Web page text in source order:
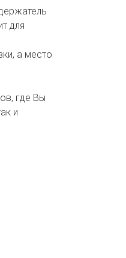
для
а место
где Вы
и